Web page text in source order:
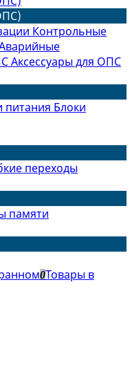
Контрольные
Аксессуары для ОПС
питания Блоки
переходы
памяти
0Товары в